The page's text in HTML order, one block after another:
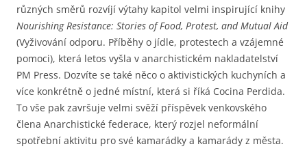
různých směrů rozvíjí výtahy kapitol velmi inspirující knihy
Nourishing Resistance: Stories of Food, Protest, and Mutual Aid
(Vyživování odporu. Příběhy o jídle, protestech a vzájemné
pomoci), která letos vyšla v anarchistickém nakladatelství
PM Press. Dozvíte se také něco o aktivistických kuchyních a
více konkrétně o jedné místní, která si říká Cocina Perdida.
To vše pak završuje velmi svěží příspěvek venkovského
člena Anarchistické federace, který rozjel neformální
spotřební aktivitu pro své kamarádky a kamarády z města.